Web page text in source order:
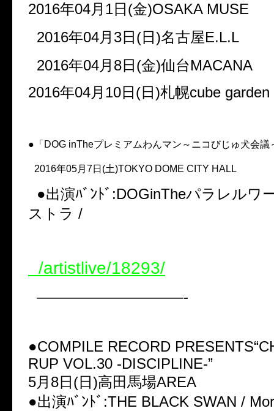
2016年04月1日(金)OSAKA MUSE
2016年04月3日(日)名古屋E.L.L
2016年04月8日(金)仙台MACANA
2016年04月10日(日)札幌cube garden
●「DOG inTheプレミアムわんマン～ニコびじゅ犬会議
2016年05月7日(土)TOKYO DOME CITY HALL
●出演ﾊﾞﾝﾄﾞ:DOGinTheパラレルワ
ストラ /
/artistlive/18293/
——————————-
●COMPILE RECORD
RUP VOL.30 -DISCIPLINE-”
5月8日(日)高田馬場AREA
●出演ﾊﾞﾝﾄﾞ:THE BLACK SWAN /